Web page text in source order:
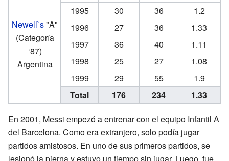
Newell`s"A"
(Categoría
‘87)
Argentina
1995
30 36
1.2
1996
27 36
1.33
1997
36 40
1.11
1998
25 27
1.08
1999
29 55
1.9
Total
176 234 1.33
En 2001, Messi empezó a entrenar con el equipo Infantil A
del Barcelona. Como era extranjero, solo podía jugar
partidos amistosos. En uno de sus primeros partidos, se